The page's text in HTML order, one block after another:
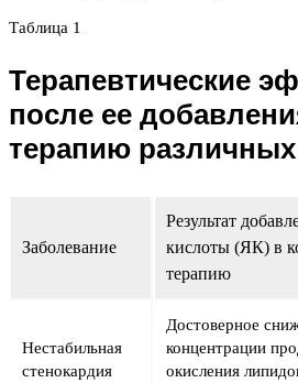
Таблица 1
Терапевтические
после ее
терапию
Заболевание
Результат
кислоты (ЯК) в
терапию
Нестабильная
стенокардия
Достоверное
концентрации
окисления